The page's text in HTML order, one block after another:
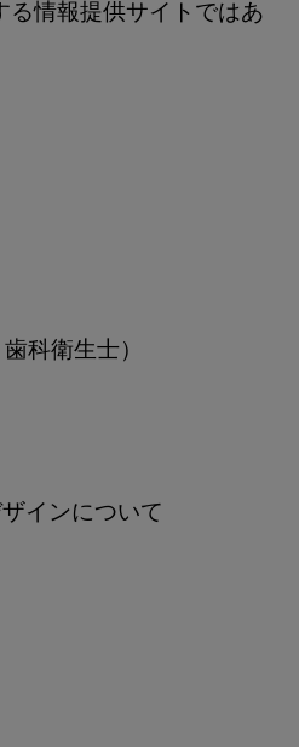
る情報提供サイトではあ
歯科衛生士）
インについて